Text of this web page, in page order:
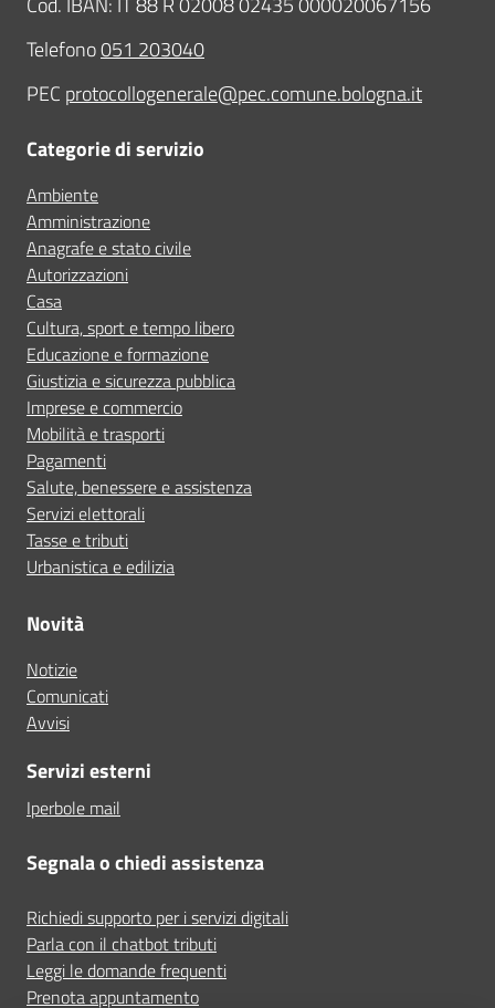
Telefono051 203040
PEC protocollogenerale@pec.comune.bologna.it
Categorie di servizio
Ambiente
Amministrazione
Anagrafe e stato civile
Autorizzazioni
Casa
Cultura, sport e tempo libero
Educazione e formazione
Giustizia e sicurezza pubblica
Imprese e commercio
Mobilità e trasporti
Pagamenti
Salute, benessere e assistenza
Servizi elettorali
Tasse e tributi
Urbanistica e edilizia
Novità
Notizie
Comunicati
Avvisi
Servizi esterni
Iperbole mail
Segnala o chiedi assistenza
Richiedi supporto per i servizi digitali
Parla con il chatbot tributi
Leggi le domande frequenti
Prenota appuntamento